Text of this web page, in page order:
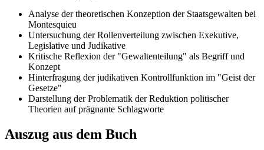
Analyse der theoretischen Konzeption der Staatsgewalten bei
Montesquieu
Untersuchung der Rollenverteilung zwischen Exekutive,
Legislative und Judikative
Kritische Reflexion der "Gewaltenteilung" als Begriff und
Konzept
Hinterfragung der judikativen Kontrollfunktion im "Geist der
Gesetze"
Darstellung der Problematik der Reduktion politischer
Theorien auf prägnante Schlagworte
Auszug aus dem Buch